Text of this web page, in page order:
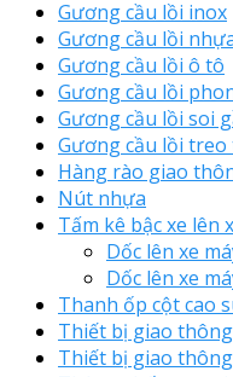
Gương cầu lồi inox
Gương cầu lồi
Gương cầu lồi ô tô
Gương cầu lồi
Gương cầu lồi soi
Gương cầu lồi treo
Hàng rào giao
Nút nhựa
Tấm kê bậc xe lên
Dốc lên xe
Dốc lên xe
Thanh ốp cột cao
Thiết bị giao thông
Thiết bị giao